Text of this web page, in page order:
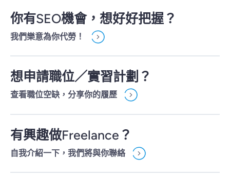
你有SEO機會，想好好把握？
我們樂意為你代勞！
想申請職位／實習計劃？
查看職位空缺，分享你的履歷
有興趣做Freelance？
自我介紹一下，我們將與你聯絡